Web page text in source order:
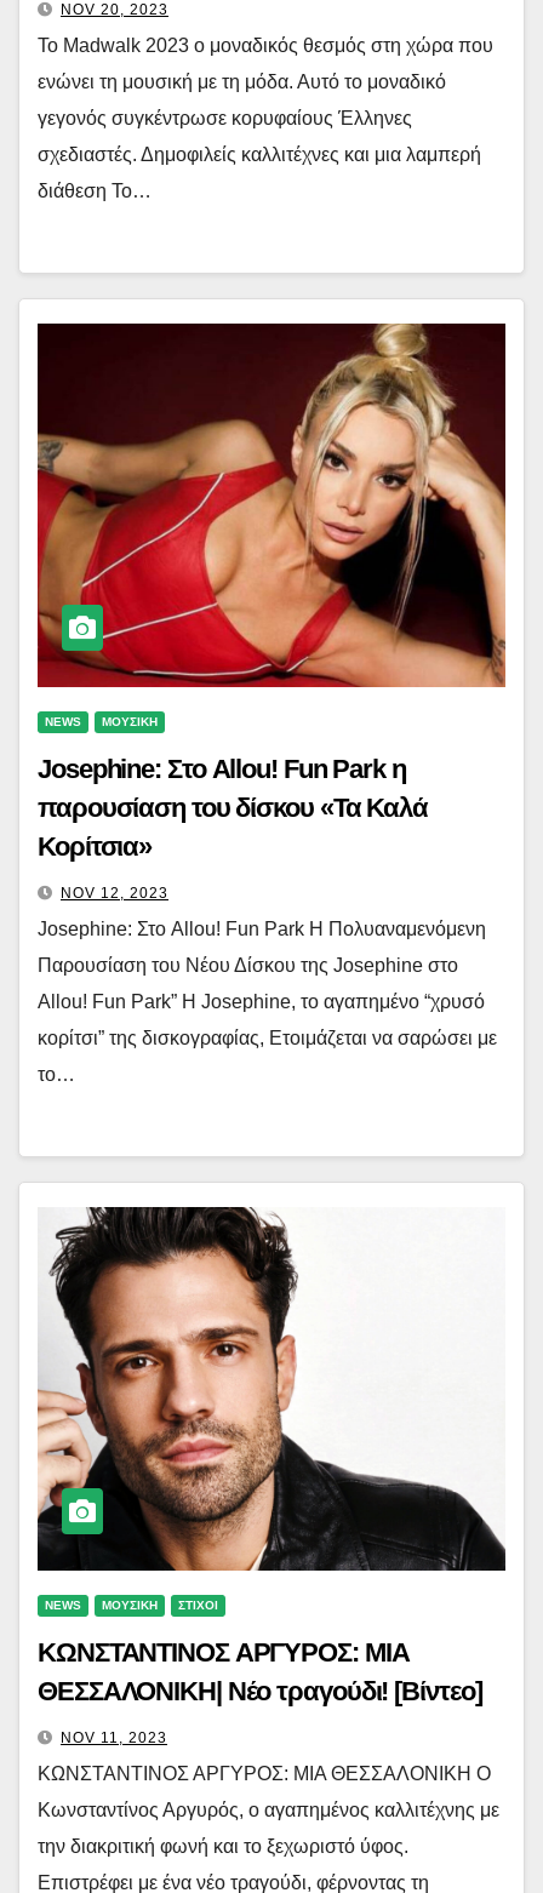
NOV 20, 2023
Το Madwalk 2023 o μοναδικός θεσμός στη χώρα που
ενώνει τη μουσική με τη μόδα. Αυτό το μοναδικό
γεγονός συγκέντρωσε κορυφαίους Έλληνες
σχεδιαστές. Δημοφιλείς καλλιτέχνες και μια λαμπερή
διάθεση Το…
NEWS ΜΟΥΣΙΚΗ
Josephine: Στο Allou! Fun Park η
παρουσίαση του δίσκου «Τα Καλά
Κορίτσια»
NOV 12, 2023
Josephine: Στο Allou! Fun Park Η Πολυαναμενόμενη
Παρουσίαση του Νέου Δίσκου της Josephine στο
Allou! Fun Park” Η Josephine, το αγαπημένο “χρυσό
κορίτσι” της δισκογραφίας, Ετοιμάζεται να σαρώσει με
το…
NEWS ΜΟΥΣΙΚΗ ΣΤΙΧΟΙ
ΚΩΝΣΤΑΝΤΙΝΟΣ ΑΡΓΥΡΟΣ: ΜΙΑ
ΘΕΣΣΑΛΟΝΙΚΗ| Νέο τραγούδι! [Βίντεο]
NOV 11, 2023
ΚΩΝΣΤΑΝΤΙΝΟΣ ΑΡΓΥΡΟΣ: ΜΙΑ ΘΕΣΣΑΛΟΝΙΚΗ Ο
Κωνσταντίνος Αργυρός, ο αγαπημένος καλλιτέχνης με
την διακριτική φωνή και το ξεχωριστό ύφος.
Επιστρέφει με ένα νέο τραγούδι, φέρνοντας τη